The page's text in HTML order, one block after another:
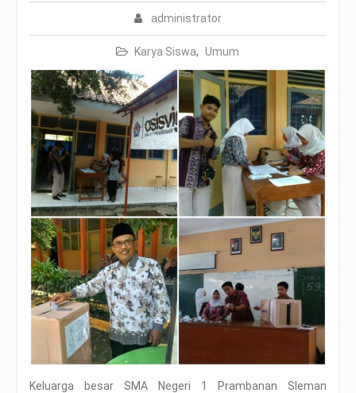
administrator
Karya Siswa, Umum
Keluarga besar SMA Negeri 1 Prambanan Sleman